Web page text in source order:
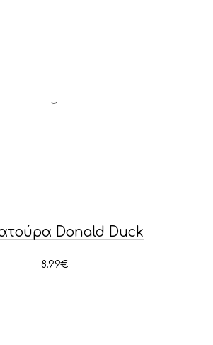
Donald Duck
8.99€